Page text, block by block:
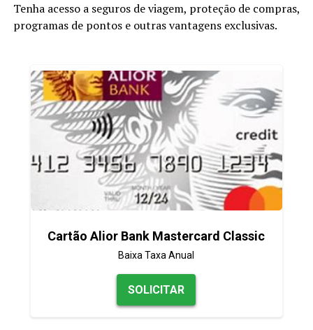
Tenha acesso a seguros de viagem, proteção de compras,
programas de pontos e outras vantagens exclusivas.
Cartão Alior Bank Mastercard Classic
Baixa Taxa Anual
SOLICITAR